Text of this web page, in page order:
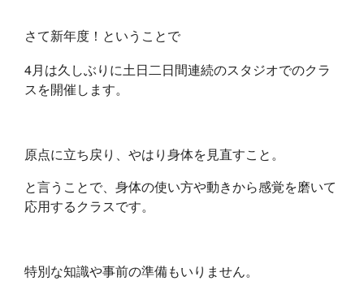
さて新年度！ということで
4月は久しぶりに土日二日間連続のスタジオでのクラ
スを開催します。
原点に立ち戻り、やはり身体を見直すこと。
と言うことで、身体の使い方や動きから感覚を磨いて
応用するクラスです。
特別な知識や事前の準備もいりません。